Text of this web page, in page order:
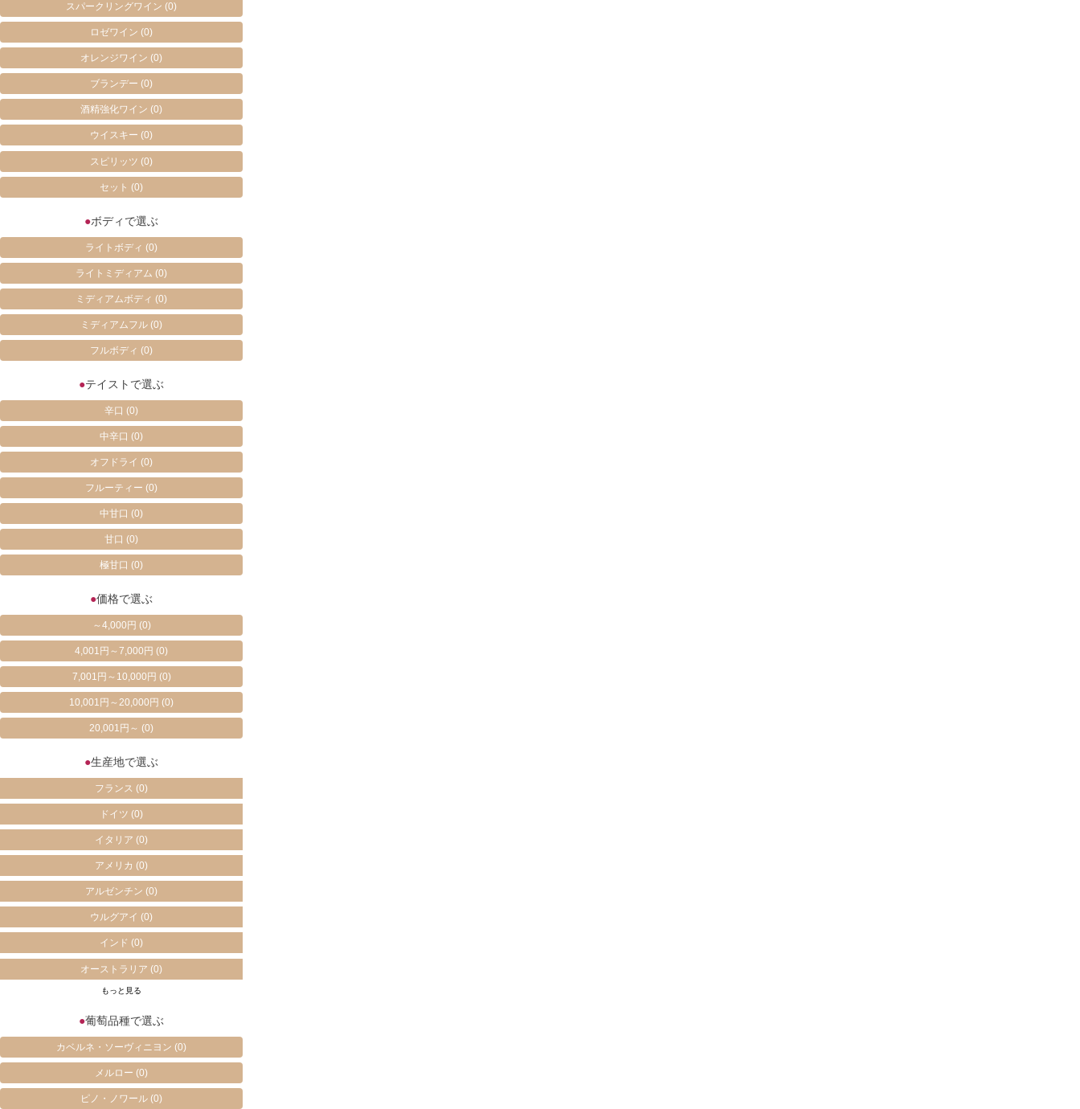
スパークリングワイン(0)
ロゼワイン(0)
オレンジワイン(0)
ブランデー(0)
酒精強化ワイン(0)
ウイスキー(0)
スピリッツ(0)
セット(0)
●ボディで選ぶ
ライトボディ(0)
ライトミディアム(0)
ミディアムボディ(0)
ミディアムフル(0)
フルボディ(0)
●テイストで選ぶ
辛口(0)
中辛口(0)
オフドライ(0)
フルーティー(0)
中甘口(0)
甘口(0)
極甘口(0)
●価格で選ぶ
～4,000円 (0)
4,001円～7,000円(0)
7,001円～10,000円 (0)
10,001円～20,000円(0)
20,001円～(0)
●生産地で選ぶ
フランス(0)
ドイツ(0)
イタリア(0)
アメリカ(0)
アルゼンチン(0)
ウルグアイ(0)
インド(0)
オーストラリア(0)
もっと見る
●葡萄品種で選ぶ
カベルネ・ソーヴィニヨン(0)
メルロー(0)
ピノ・ノワール(0)